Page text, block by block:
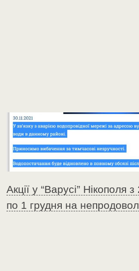
Акції у “Варусі” Нікополя
по 1 грудня на